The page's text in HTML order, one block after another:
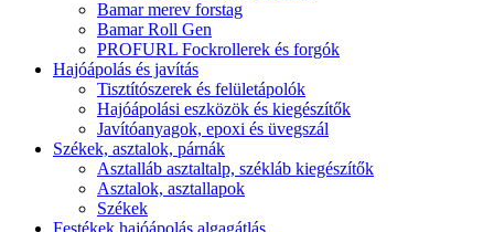
Bamar merev forstag
Bamar Roll Gen
PROFURL Fockrollerek és forgók
Hajóápolás és javítás
Tisztítószerek és felületápolók
Hajóápolási eszközök és kiegészítők
Javítóanyagok, epoxi és üvegszál
Székek, asztalok, párnák
Asztalláb asztaltalp, székláb kiegészítők
Asztalok, asztallapok
Székek
Festékek hajóápolás algagátlás